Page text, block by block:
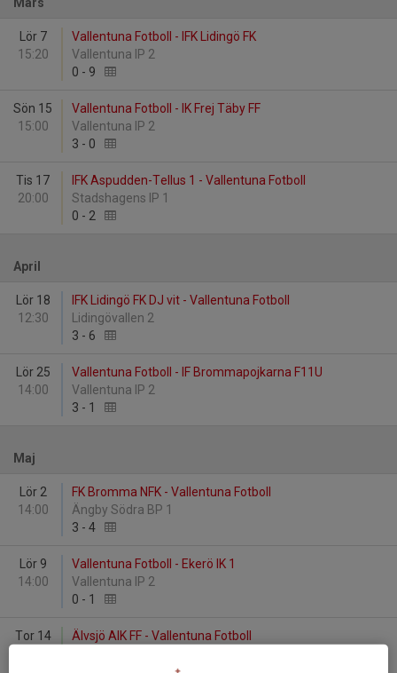
Lör 7
15:20
Vallentuna Fotboll - IFK Lidingö FK
Vallentuna IP 2
0 - 9
Sön 15
15:00
Vallentuna Fotboll - IK Frej Täby FF
Vallentuna IP 2
3 - 0
Tis 17
20:00
IFK Aspudden-Tellus 1 - Vallentuna Fotboll
Stadshagens IP 1
0 - 2
April
Lör 18
12:30
IFK Lidingö FK DJ vit - Vallentuna Fotboll
Lidingövallen 2
3 - 6
Lör 25
14:00
Vallentuna Fotboll - IF Brommapojkarna F11U
Vallentuna IP 2
3 - 1
Maj
Lör 2
14:00
FK Bromma NFK - Vallentuna Fotboll
Ängby Södra BP 1
3 - 4
Lör 9
14:00
Vallentuna Fotboll - Ekerö IK 1
Vallentuna IP 2
0 - 1
Tor 14
Älvsjö AIK FF - Vallentuna Fotboll